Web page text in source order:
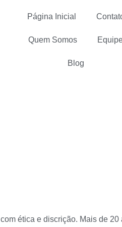
Página Inicial
Quem Somos
Blog
ética e discrição. Mais de 20